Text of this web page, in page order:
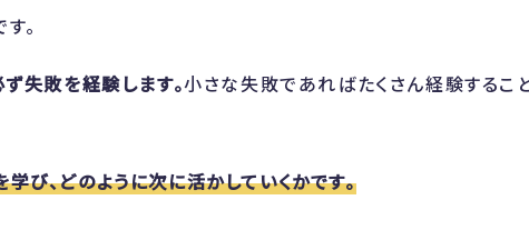
。
失敗を経験します。小さな失敗であればたくさん経験するこ
び、どのように次に活かしていくかです。